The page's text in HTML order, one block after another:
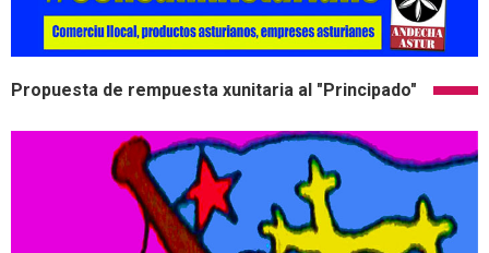
Propuesta de rempuesta xunitaria al "Principado"